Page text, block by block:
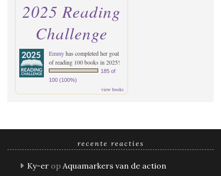
2025 Reading
Challenge
Emmyhas completed her goal
of reading 100 books in 2025!
185 of
100 (100%)
view books
recente reacties
Ky-er op Aquamarkers van de action